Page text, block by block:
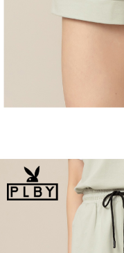
時審查核予不同之上限額度
請求用戶進行身份認證。
５．嚴禁一人註冊多個帳號
恩沛科技股份有限公司將有